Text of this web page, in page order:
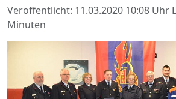
Veröffentlicht: 11.03.2020 10:08 Uhr
Minuten